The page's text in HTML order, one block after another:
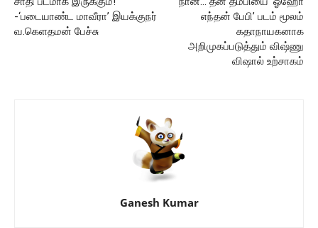
-‘படையாண்ட மாவீரா’ இயக்குநர்
வ.கெளதமன் பேச்சு
எந்தன் பேபி’ படம் மூலம்
கதாநாயகனாக
அறிமுகப்படுத்தும் விஷ்ணு
விஷால் உற்சாகம்
Ganesh Kumar